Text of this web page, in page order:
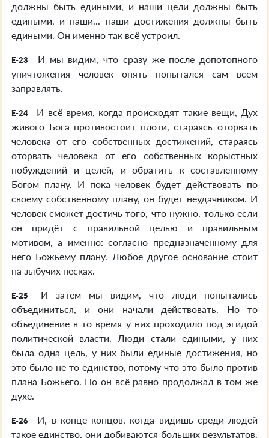
должны быть едиными, и наши цели должны быть
едиными, и наши... наши достижения должны быть
едиными. Он именно так всё устроил.
E-23
И мы видим, что сразу же после допотопного
уничтожения человек опять попытался сам всем
заправлять.
E-24
И всё время, когда происходят такие вещи, Дух
живого Бога противостоит плоти, стараясь оторвать
человека от его собственных достижений, стараясь
оторвать человека от его собственных корыстных
побуждений и целей, и обратить к составленному
Богом плану. И пока человек будет действовать по
своему собственному плану, он будет неудачником. И
человек сможет достичь того, что нужно, только если
он придёт с правильной целью и правильным
мотивом, а именно: согласно предназначенному для
него Божьему плану. Любое другое основание стоит
на зыбучих песках.
E-25
И затем мы видим, что люди попытались
объединиться, и они начали действовать. Но то
объединение в то время у них проходило под эгидой
политической власти. Люди стали едиными, у них
была одна цель, у них были единые достижения, но
это было не то единство, потому что это было против
плана Божьего. Но он всё равно продолжал в том же
духе.
E-26
И, в конце концов, когда видишь среди людей
такое единство, они добиваются больших результатов.